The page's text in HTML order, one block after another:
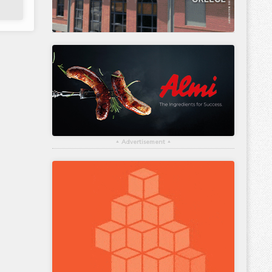
▴ Advertisement ▴